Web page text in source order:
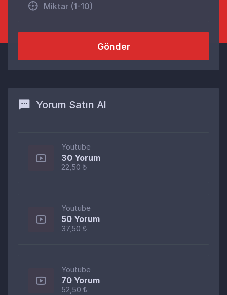
Gönder
Yorum Satın Al
Youtube
30 Yorum
22,50 ₺
Youtube
50 Yorum
37,50 ₺
Youtube
70 Yorum
52,50 ₺